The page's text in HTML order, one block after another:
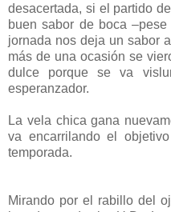
desacertada, si el partido
buen sabor de boca
jornada nos deja un sabor
más de una ocasión se
dulce porque se va
esperanzador.
La vela chica gana
va encarrilando el
temporada.
Mirando por el rabillo del